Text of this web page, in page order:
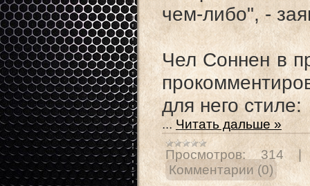
чем-либо", -
Чел Соннен в
для него стиле:
... Читать дальше »
Просмотров: 314
Комментарии (0)